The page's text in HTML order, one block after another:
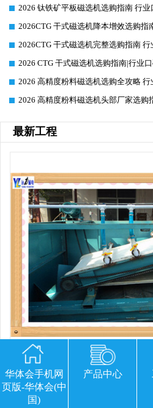
2026 钛铁矿平板磁选机选购指南 行业
2026CTG 干式磁选机降本增效选购
2026CTG 干式磁选机完整选购指南
2026 CTG 干式磁选机选购指南|行业
2026 高精度粉料磁选机选购全攻略
2026 高精度粉料磁选机头部厂家选
最新工程
平板磁选机胶
华体会手机网
页版-华体会(中
国)
产品中心